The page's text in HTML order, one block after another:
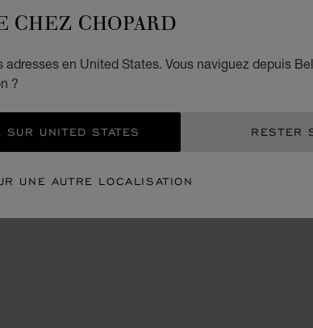
CHEZ CHOPARD
adresses en United States. Vous naviguez depuis
?
UNITED STATES RESTER
UNE AUTRE LOCALISATION